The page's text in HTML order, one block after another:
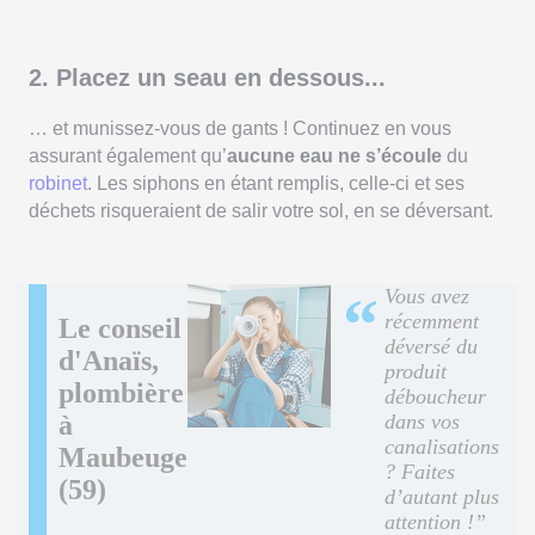
2. Placez un seau en dessous...
… et munissez-vous de gants ! Continuez en vous
assurant également qu’aucune eau ne s’écoule du
robinet. Les siphons en étant remplis, celle-ci et ses
déchets risqueraient de salir votre sol, en se déversant.
Le conseil
d'Anaïs,
plombière
à
Maubeuge
(59)
“ Vous avez
récemment
déversé du
produit
déboucheur
dans vos
canalisations
? Faites
d’autant plus
attention !”